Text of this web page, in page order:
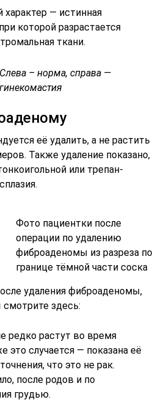
характер — истинная
которой разрастается
ткани.
Слева – норма, справа —
гинекомастия
её удалить, а не растить
Также удаление показано,
или трепан-
Фото пациентки после
операции по удалению
фиброаденомы из разреза по
границе тёмной части соска
удаления фиброаденомы,
здесь:
редко растут во время
это случается — показана её
что это не рак.
после родов и по
грудью.